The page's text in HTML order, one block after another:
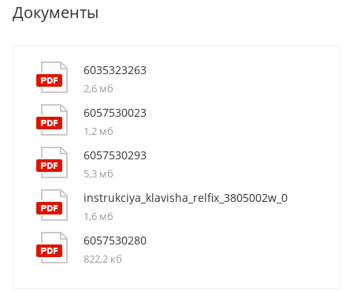
Документы
6035323263
2,6 мб
6057530023
1,2 мб
6057530293
5,3 мб
instrukciya_klavisha_relfix_3805002w_0
1,6 мб
6057530280
822,2 кб